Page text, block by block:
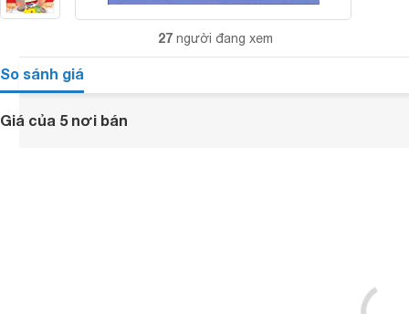
27 người đang xem
So sánh giá
Giá của 5 nơi bán